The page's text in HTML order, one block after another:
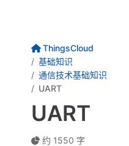
ThingsCloud
基础知识
通信技术基础知识
UART
UART
约 1550 字